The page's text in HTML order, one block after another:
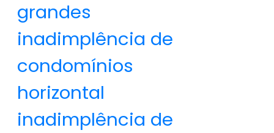
grandes
inadimplência de
condomínios
horizontal
inadimplência de